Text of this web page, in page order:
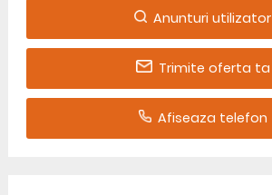
Anunturi utilizator
Trimite oferta ta
Afiseaza telefon